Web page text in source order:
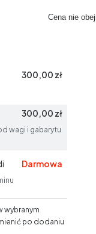
Cena nie
300,00 zł
300,00 zł
wagi i gabarytu
Darmowa
wybranym
po dodaniu